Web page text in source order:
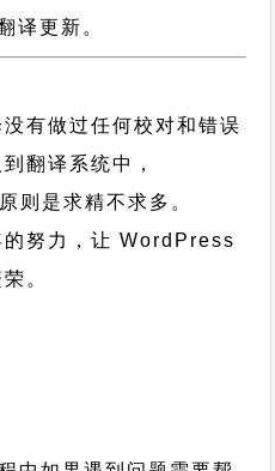
译更新。
有做过任何校对和错误
翻译系统中，
则 是求精不求多。
的努力，让 WordPress
。